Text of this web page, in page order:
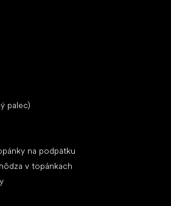
palec)
na podpätku
v topánkach